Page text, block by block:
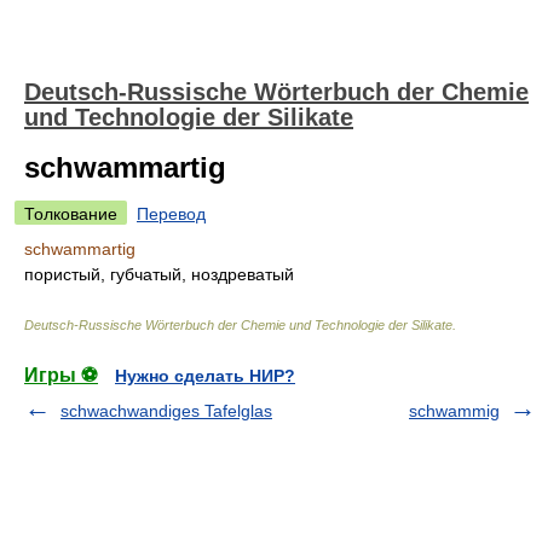
Deutsch-Russische Wörterbuch der Chemie
und Technologie der Silikate
schwammartig
Толкование
Перевод
schwammartig
пористый, губчатый, ноздреватый
Deutsch-Russische Wörterbuch der Chemie und Technologie der Silikate
Игры ⚽
Нужно сделать НИР?
schwachwandiges Tafelglas
schwammig